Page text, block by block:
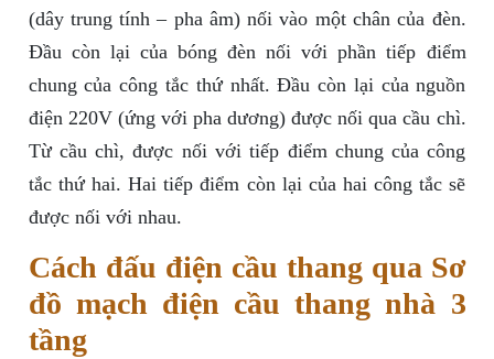
(dây trung tính – pha âm) nối vào một chân của đèn.
Đầu còn lại của bóng đèn nối với phần tiếp điểm
chung của công tắc thứ nhất. Đầu còn lại của nguồn
điện 220V (ứng với pha dương) được nối qua cầu chì.
Từ cầu chì, được nối với tiếp điểm chung của công
tắc thứ hai. Hai tiếp điểm còn lại của hai công tắc sẽ
được nối với nhau.
Cách đấu điện cầu thang qua Sơ
đồ mạch điện cầu thang nhà 3
tầng